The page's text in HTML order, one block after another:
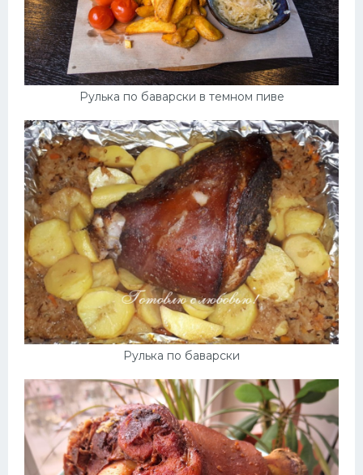
Рулька по баварски в темном пиве
Рулька по баварски